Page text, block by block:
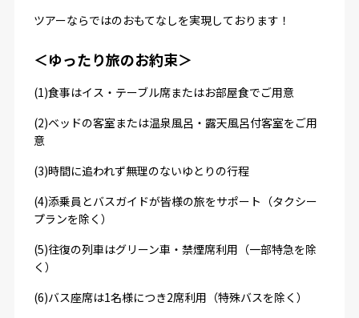
ツアーならではのおもてなしを実現しております！
＜ゆったり旅のお約束＞
(1)食事はイス・テーブル席またはお部屋食でご用意
(2)ベッドの客室または温泉風呂・露天風呂付客室をご用
意
(3)時間に追われず無理のないゆとりの行程
(4)添乗員とバスガイドが皆様の旅をサポート（タクシー
プランを除く）
(5)往復の列車はグリーン車・禁煙席利用（一部特急を除
く）
(6)バス座席は1名様につき2席利用（特殊バスを除く）